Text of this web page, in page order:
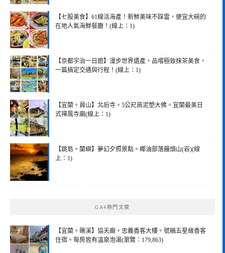
【七股美食】61線活海產！新鮮美味不踩雷，便宜大碗的
在地人氣海鮮餐廳！(線上：1)
【京都宇治一日遊】漫步世界遺產，品嚐極致抹茶美食，
一篇搞定交通與行程！(線上：1)
【宜蘭。員山】北后寺。5公尺高泥塑大佛。宜蘭最美日
式禪風寺廟(線上：1)
【跳島。蘭嶼】夢幻夕照景點。椰油部落饅頭山(岩)(線
上：1)
GA4熱門文章
【宜蘭。礁溪】協天廟。忠義香客大樓。號稱五星級香客
住宿。每房皆有溫泉泡湯(瀏覽：179,863)